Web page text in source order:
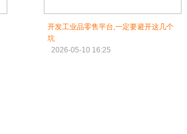
开发工业品零售平台,一定要避开这几个
坑
2026-05-10 16:25